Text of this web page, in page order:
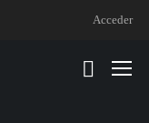
Acceder